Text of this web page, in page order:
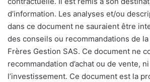
d’information. Les analyses et/ou
dans ce document ne sauraient être
des conseils ou recommandations de
Frères Gestion SAS. Ce document ne
recommandation d’achat ou de vente,
l’investissement. Ce document est la